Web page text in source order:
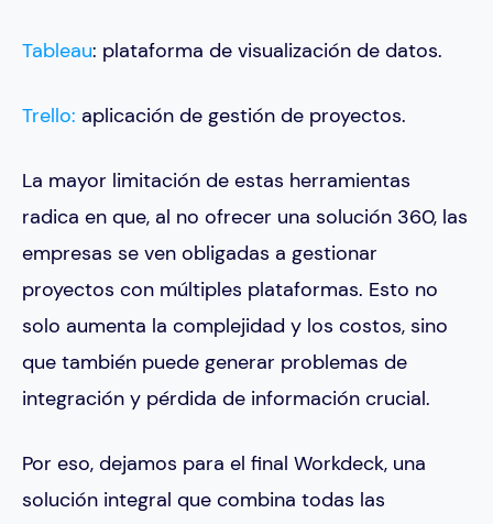
Tableau: plataforma de visualización de datos.
Trello: aplicación de gestión de proyectos.
La mayor limitación de estas herramientas
radica en que, al no ofrecer una solución 360, las
empresas se ven obligadas a gestionar
proyectos con múltiples plataformas. Esto no
solo aumenta la complejidad y los costos, sino
que también puede generar problemas de
integración y pérdida de información crucial.
Por eso, dejamos para el final Workdeck, una
solución integral que combina todas las